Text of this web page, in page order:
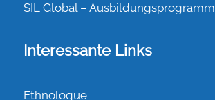
SIL Global – Ausbildungsprogramm
Interessante Links
Ethnologue